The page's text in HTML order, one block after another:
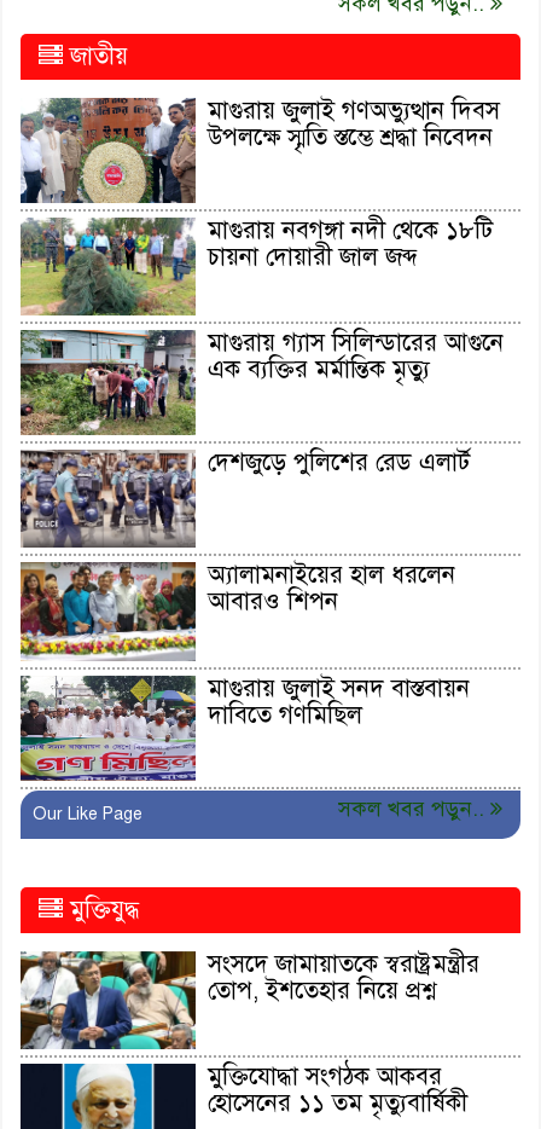
জাতীয়
মাগুরায় জুলাই গণঅভ্যুত্থান দিবস
উপলক্ষে স্মৃতি স্তম্ভে শ্রদ্ধা নিবেদন
মাগুরায় নবগঙ্গা নদী থেকে ১৮টি
চায়না দোয়ারী জাল জব্দ
মাগুরায় গ্যাস সিলিন্ডারের আগুনে
এক ব্যক্তির মর্মান্তিক মৃত্যু
দেশজুড়ে পুলিশের রেড এলার্ট
অ্যালামনাইয়ের হাল ধরলেন
আবারও শিপন
মাগুরায় জুলাই সনদ বাস্তবায়ন
দাবিতে গণমিছিল
সকল খবর পড়ুন..
Our Like Page
মুক্তিযুদ্ধ
সংসদে জামায়াতকে স্বরাষ্ট্রমন্ত্রীর
তোপ, ইশতেহার নিয়ে প্রশ্ন
মুক্তিযোদ্ধা সংগঠক আকবর
হোসেনের ১১ তম মৃত্যুবার্ষিকী